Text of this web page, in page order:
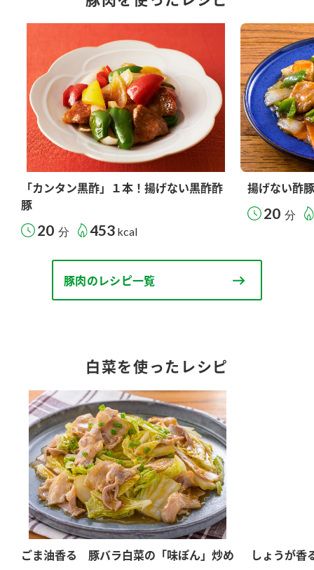
「カンタン黒酢」１本！揚げない黒酢酢
豚
20 分 453 kcal
揚げない酢
20 分
豚肉のレシピ一覧
白菜を使ったレシピ
ごま油香る 豚バラ白菜の「味ぽん」炒め しょうが